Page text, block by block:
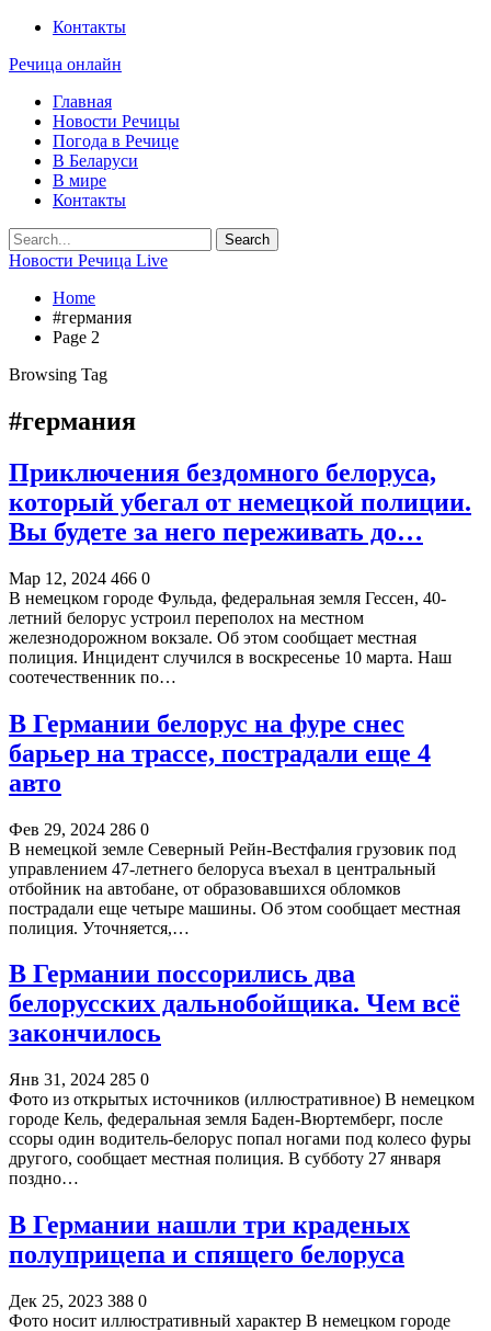
Контакты
Речица онлайн
Главная
Новости Речицы
Погода в Речице
В Беларуси
В мире
Контакты
Новости Речица Live
Home
#германия
Page 2
Browsing Tag
#германия
Приключения бездомного белоруса,
который убегал от немецкой полиции.
Вы будете за него переживать до…
Мар 12, 2024 466 0
В немецком городе Фульда, федеральная земля Гессен, 40-
летний белорус устроил переполох на местном
железнодорожном вокзале. Об этом сообщает местная
полиция. Инцидент случился в воскресенье 10 марта. Наш
соотечественник по…
В Германии белорус на фуре снес
барьер на трассе, пострадали еще 4
авто
Фев 29, 2024 286 0
В немецкой земле Северный Рейн-Вестфалия грузовик под
управлением 47-летнего белоруса въехал в центральный
отбойник на автобане, от образовавшихся обломков
пострадали еще четыре машины. Об этом сообщает местная
полиция. Уточняется,…
В Германии поссорились два
белорусских дальнобойщика. Чем всё
закончилось
Янв 31, 2024 285 0
Фото из открытых источников (иллюстративное) В немецком
городе Кель, федеральная земля Баден-Вюртемберг, после
ссоры один водитель-белорус попал ногами под колесо фуры
другого, сообщает местная полиция. В субботу 27 января
поздно…
В Германии нашли три краденых
полуприцепа и спящего белоруса
Дек 25, 2023 388 0
Фото носит иллюстративный характер В немецком городе